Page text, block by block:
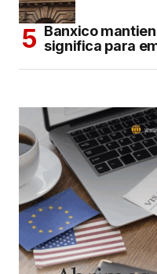
Banxico
significa para